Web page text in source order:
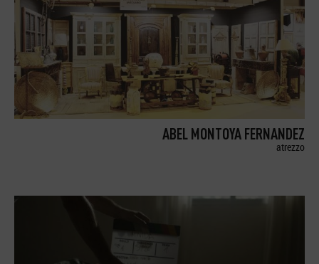
ABEL MONTOYA FERNANDEZ
atrezzo